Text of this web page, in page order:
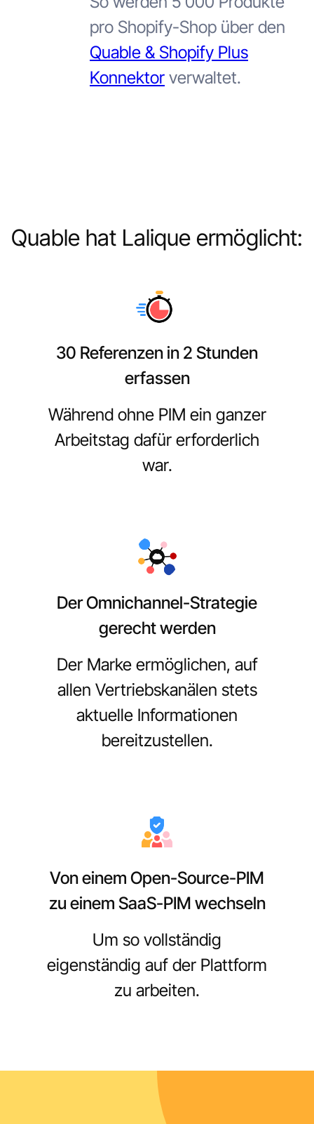
pro Shopify-Shop über den
Quable & Shopify Plus
Konnektor verwaltet.
Quable hat Lalique ermöglicht:
30 Referenzen in 2 Stunden
erfassen
Während ohne PIM ein ganzer
Arbeitstag dafür erforderlich
war.
Der Omnichannel-Strategie
gerecht werden
Der Marke ermöglichen, auf
allen Vertriebskanälen stets
aktuelle Informationen
bereitzustellen.
Von einem Open-Source-PIM
zu einem SaaS-PIM wechseln
Um so vollständig
eigenständig auf der Plattform
zu arbeiten.